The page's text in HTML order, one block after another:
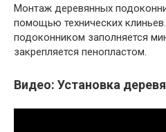
Монтаж деревянных
помощью технических
подоконником заполняется
закрепляется пенопластом.
Видео: Установка